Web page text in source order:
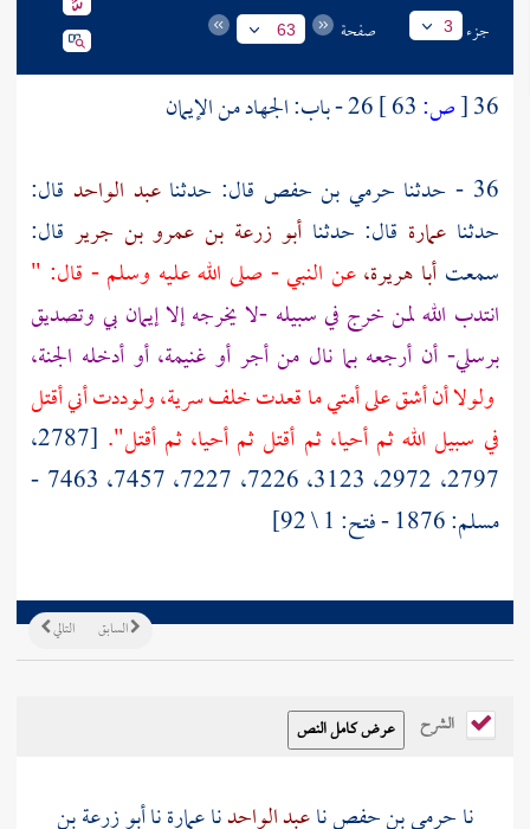
جزء 3 صفحة 63
36
[ص:
26 - باب: الجهاد من الإيمان
36 - حدثنا
حرمي بن حفص قال: حدثناعبد الواحد قال:
حدثنا عمارة قال: حدثنا أبو زرعة بن عمرو بن جرير قال:
سمعت أبا هريرة،عن النبي - صلى الله عليه وسلم - قال: "
انتدب الله لمن خرج في سبيله -لا يخرجه إلا إيمان بي وتصديق
برسلي- أن أرجعه بما نال من أجر أو غنيمة، أو أدخله الجنة،
ولولا أن أشق على أمتي ما قعدت خلف سرية، ولوددت أني أقتل
في سبيل الله ثم أحيا، ثم أقتل ثم أحيا، ثم أقتل".
[2787،
2797، 2972، 3123، 7226، 7227، 7457، 7463 -
مسلم: 1876 - فتح: 1 \ 92]
التالي السابق
الشرح
ناحرمي بن حفصناعبد الواحدناعمارةناأبو زرعةبن